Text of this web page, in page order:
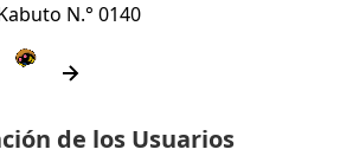
N.° 0140
de los Usuarios